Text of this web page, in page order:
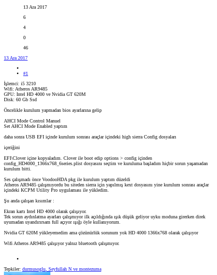
13 Ara 2017
6
4
0
46
13 Ara 2017
#1
İşlemci: i5 3210
Wifi: Atheros AR9485
GPU: Intel HD 4000 ve Nvidia GT 620M
Disk: 60 Gb Ssd
Öncelikle kurulum yapmadan bios ayarlarına gelip
AHCI Mode Control Manuel
Set AHCI Mode Enabled yaptım
daha sonra USB EFI içinde kurulum sonrası araçlar içindeki high sierra Config dosyaları
içeriğini
EFI\Clover içine kopyaladım. Clover ile boot edip options > config içinden
config_HD4000_1366x768_6series.plist dosyasını seçtim ve kuruluma başladım hiçbir sorun yaşamadan
kurulum bitti.
Ses çalışmadı önce VoodooHDA pkg ile kurulum yaptım düzeldi
Atheros AR9485 çalışmıyordu bu siteden sierra için yapılmış kext dosyasını yine kurulum sonrası araçlar
içindeki KCPM Utility Pro uygulaması ile yükledim.
Şu anda çalışan kısımlar :
Ekran kartı Intel HD 4000 olarak çalışıyor.
Tek sorun aydınlatma ayarları çalışmıyor ilk açıldığında ışık düşük geliyor uyku moduna girerken direk
uyumadan uyandırırsam full açıyor ışığı öyle kullanıyorum.
Nvidia GT 620M yükleyemedim ama çözünürlük sorunum yok HD 4000 1366x768 olarak çalışıyor
Wifi Atheros AR9485 çalışıyor yalnız bluetooth çalışmıyor.
Tepkiler: durmusoglu Seyfullah N ve montezuma